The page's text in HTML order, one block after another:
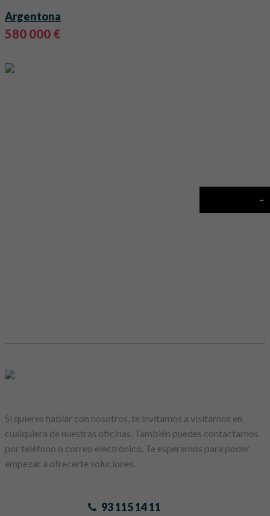
Argentona
580 000 €
-
93 115 14 11
Si quieres hablar con nosotros, te invitamos a visitarnos en
cualquiera de nuestras oficinas. También puedes contactarnos
por teléfono o correo electrónico. Te esperamos para poder
empezar a ofrecerte soluciones.